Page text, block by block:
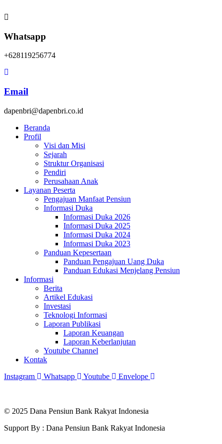
Whatsapp
+628119256774
Email
dapenbri@dapenbri.co.id
Beranda
Profil
Visi dan Misi
Sejarah
Struktur Organisasi
Pendiri
Perusahaan Anak
Layanan Peserta
Pengajuan Manfaat Pensiun
Informasi Duka
Informasi Duka 2026
Informasi Duka 2025
Informasi Duka 2024
Informasi Duka 2023
Panduan Kepesertaan
Panduan Pengajuan Uang Duka
Panduan Edukasi Menjelang Pensiun
Informasi
Berita
Artikel Edukasi
Investasi
Teknologi Informasi
Laporan Publikasi
Laporan Keuangan
Laporan Keberlanjutan
Youtube Channel
Kontak
Instagram
Whatsapp Youtube Envelope
© 2025 Dana Pensiun Bank Rakyat Indonesia
Support By : Dana Pensiun Bank Rakyat Indonesia